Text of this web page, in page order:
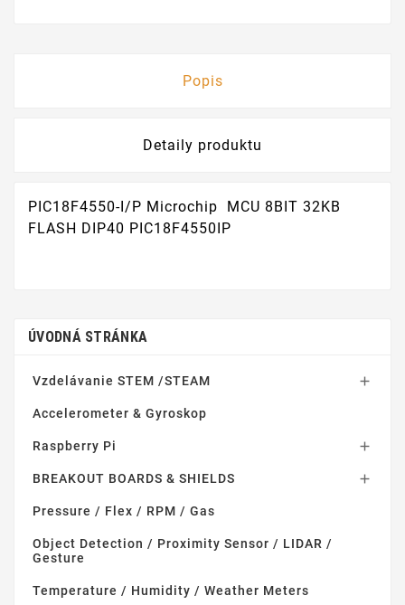
Popis
Detaily produktu
PIC18F4550-I/P Microchip MCU 8BIT 32KB
FLASH DIP40 PIC18F4550IP
ÚVODNÁ STRÁNKA
Vzdelávanie STEM /STEAM 
Accelerometer & Gyroskop
Raspberry Pi 
BREAKOUT BOARDS & SHIELDS 
Pressure / Flex / RPM / Gas
Object Detection / Proximity Sensor / LIDAR /
Gesture
Temperature / Humidity / Weather Meters